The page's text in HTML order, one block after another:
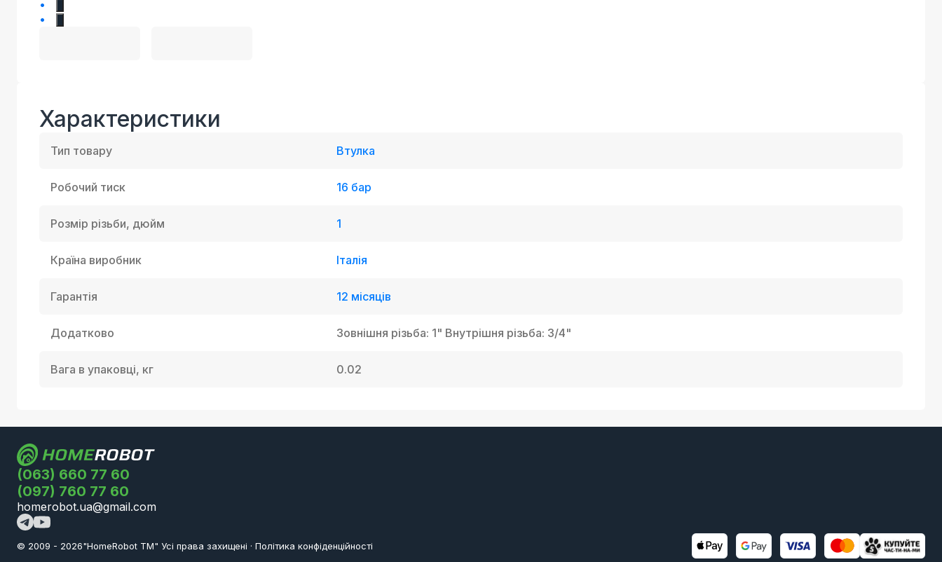
Характеристики
Тип товару Втулка
Робочий тиск 16 бар
Розмір різьби, дюйм 1
Країна виробник Італія
Гарантія 12 місяців
Додатково Зовнішня різьба: 1" Внутрішня різьба: 3/4"
Вага в упаковці, кг 0.02
(063) 660 77 60
(097) 760 77 60
homerobot.ua@gmail.com
© 2009 - 2026"HomeRobot ТМ" Усi права захищені · Політика конфіденційності